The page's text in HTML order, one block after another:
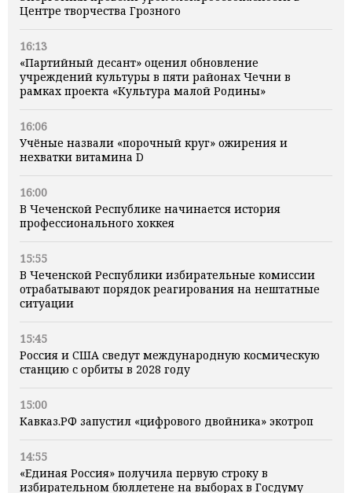
Центре творчества Грозного
16:13
«Партийный десант» оценил обновление
учреждений культуры в пяти районах Чечни в
рамках проекта «Культура малой Родины»
16:06
Учёные назвали «порочный круг» ожирения и
нехватки витамина D
16:00
В Чеченской Республике начинается история
профессионального хоккея
15:55
В Чеченской Республики избирательные комиссии
отрабатывают порядок реагирования на нештатные
ситуации
15:45
Россия и США сведут международную космическую
станцию с орбиты в 2028 году
15:00
Кавказ.РФ запустил «цифрового двойника» экотроп
14:55
«Единая Россия» получила первую строку в
избирательном бюллетене на выборах в Госдуму